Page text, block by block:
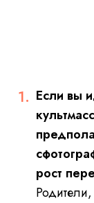
Если вы
рост